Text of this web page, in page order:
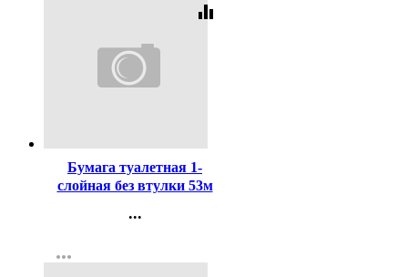
equalizer
Бумага туалетная 1-
слойная без втулки 53м
...
Регистрация
more_horiz